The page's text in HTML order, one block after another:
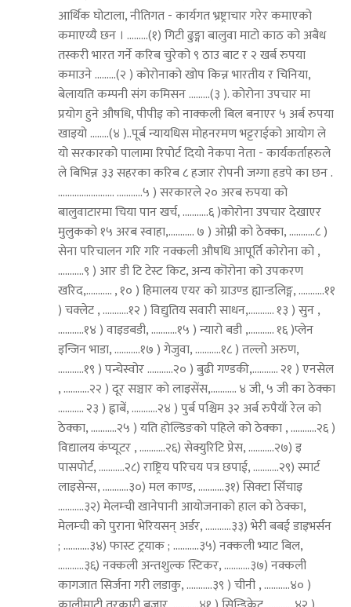
आर्थिक घोटाला, नीतिगत - कार्यगत भ्रष्ट्राचार गरेर कमाएको
कमाएय्यै छन । .........(१) गिटी ढुङ्गा बालुवा माटो काठ को अबैध
तस्करी भारत गर्ने करिब चुरेको ९ ठाउ बाट र २ खर्ब रुपया
कमाउने .........(२ ) कोरोनाको खोप किन्न भारतीय र चिनिया,
बेलायति कम्पनी संग कमिसन .........(३ ). कोरोना उपचार मा
प्रयोग हुने औषधि, पीपीइ को नाक्कली बिल बनाएर ५ अर्ब रुपया
खाइयो ........(४ )..पूर्ब न्यायधिस मोहनरमण भट्टराईको आयोग ले
यो सरकारको पालामा रिपोर्ट दियो नेकपा नेता - कार्यकर्ताहरुले
ले बिभिन्न ३३ सहरका करिब ८ हजार रोपनी जग्गा हडपे का छन .
........................ ...........५ ) सरकारले २० अरब रुपया को
बालुवाटारमा चिया पान खर्च, ...........६ )कोरोना उपचार देखाएर
मुलुकको १५ अरब स्वाहा,........... ७ ) ओम्नी को ठेक्का, ...........८ )
सेना परिचालन गरि गरि नक्कली औषधि आपूर्ति कोरोना को ,
...........९ ) आर डी टि टेस्ट किट, अन्य कॊरोना को उपकरण
खरिद,........... , १० ) हिमालय एयर को ग्राउण्ड ह्यान्डलिङ्ग, ...........११
) चक्लेट , ...........१२ ) विद्युतिय सवारी साधन,........... १३ ) सुन ,
...........१४ ) वाइडबडी, ...........१५ ) न्यारो बडी ,........... १६ )प्लेन
इन्जिन भाडा, ...........१७ ) गेजुवा, ...........१८ ) तल्लो अरुण,
...........१९ ) पन्चेस्वोर ...........२० ) बुढी गण्डकी,........... २१ ) एनसेल
, ...........२२ ) दूर सञ्चार काे लाइसेंस,........... ४ जी, ५ जी का ठेक्का
........... २३ ) ह्वाबें, ...........२४ ) पुर्ब पश्चिम ३२ अर्ब रुपैयाँ रेल काे
ठेक्का, ...........२५ ) यति होल्डिङको पहिले को ठेक्का , ...........२६ )
विद्यालय कंप्यूटर , ...........२६) सेक्युरिटि प्रेस, ...........२७) इ
पासपोर्ट, ...........२८) राष्ट्रिय परिचय पत्र छपाई, ...........२९) स्मार्ट
लाइसेन्स, ...........३०) मल काण्ड, ...........३१) सिक्टा सिँचाइ
...........३२) मेलम्ची खानेपानी आयोजनाको हाल काे ठेक्का,
मेलम्ची को पुराना भेरियसन् अर्डर, ...........३३) भेरी बबई डाइभर्सन
; ...........३४) फास्ट ट्रयाक ; ...........३५) नक्कली भ्याट बिल,
...........३६) नक्कली अन्तशुल्क स्टिकर, ...........३७) नक्कली
कागजात सिर्जना गरी लडाकु, ...........३९ ) चीनी , ...........४० )